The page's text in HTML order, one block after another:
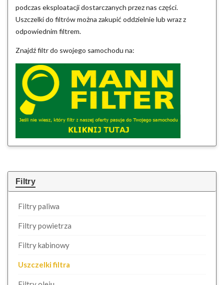
podczas eksploatacji dostarczanych przez nas części.
Uszczelki do filtrów można zakupić oddzielnie lub wraz z
odpowiednim filtrem.
Znajdź filtr do swojego samochodu na:
Filtry
Filtry paliwa
Filtry powietrza
Filtry kabinowy
Uszczelki filtra